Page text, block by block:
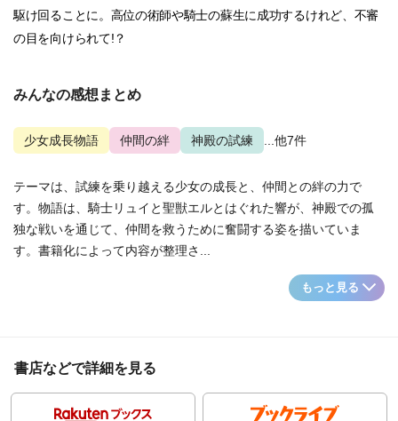
駆け回ることに。高位の術師や騎士の蘇生に成功するけれど、不審
の目を向けられて!？
みんなの感想まとめ
少女成長物語 仲間の絆 神殿の試練 ...他7件
テーマは、試練を乗り越える少女の成長と、仲間との絆の力で
す。物語は、騎士リュイと聖獣エルとはぐれた響が、神殿での孤
独な戦いを通じて、仲間を救うために奮闘する姿を描いていま
す。書籍化によって内容が整理さ...
もっと見る
書店などで詳細を見る